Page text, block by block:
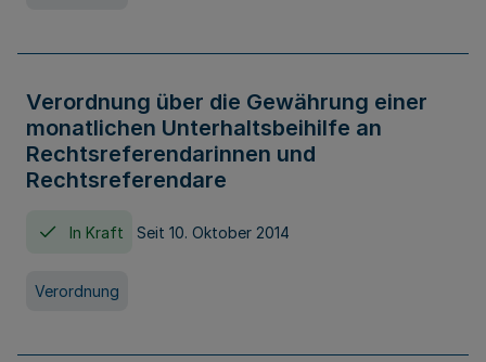
Verordnung über die Gewährung einer
monatlichen Unterhaltsbeihilfe an
Rechtsreferendarinnen und
Rechtsreferendare
In Kraft Seit 10. Oktober 2014
Verordnung